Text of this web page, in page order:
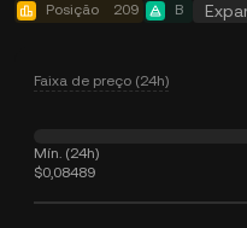
Posição 209 B
Faixa de preço (24h)
Mín. (24h)
$0,08489